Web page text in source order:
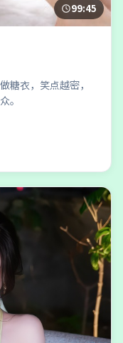
99:45
糖衣，笑点越密，
。